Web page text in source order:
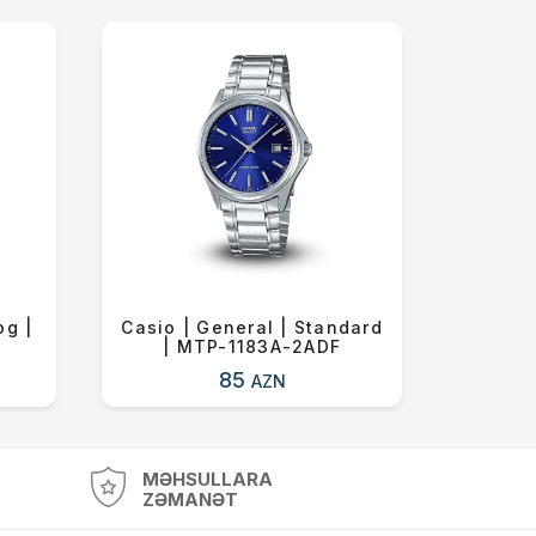
|
Casio | General | Standard
| MTP-1183A-2ADF
85 AZN
MƏHSULLARA
ZƏMANƏT